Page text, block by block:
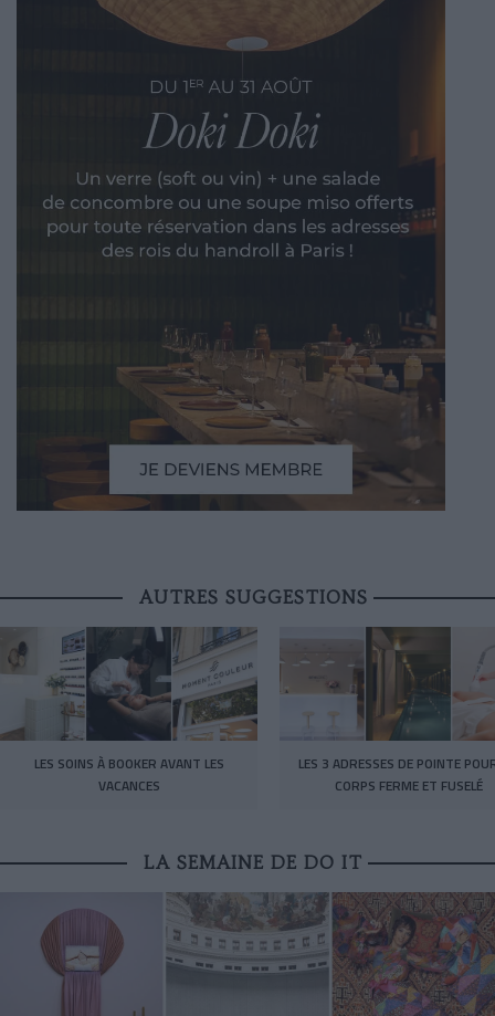
AUTRES SUGGESTIONS
LES SOINS À BOOKER AVANT LES
VACANCES
LES 3 ADRESSES DE POINTE
CORPS FERME ET FUSELÉ
LA SEMAINE DE DO IT